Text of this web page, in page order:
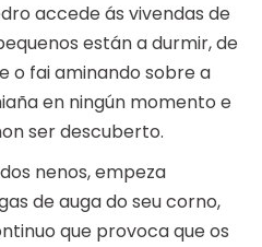
accede ás vivendas de
están a durmir, de
o fai aminando sobre a
en ningún momento e
ser descuberto.
nenos, empeza
de auga do seu corno,
que provoca que os